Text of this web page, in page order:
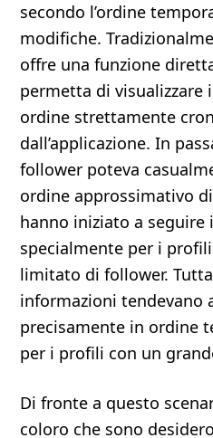
secondo l’ordine
modifiche.
offre una funzione
permetta di
ordine strettamente
dall’applicazione. In
follower poteva
ordine approssimativo
hanno iniziato a seguire
specialmente per i
limitato di follower.
informazioni tendevano
precisamente in ordine
per i profili con un
Di fronte a questo
coloro che sono